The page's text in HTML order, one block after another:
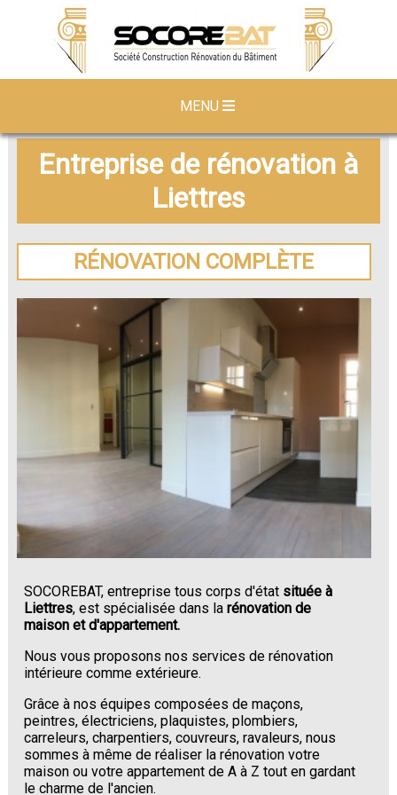
MENU
Entreprise de rénovation à
Liettres
RÉNOVATION COMPLÈTE
SOCOREBAT, entreprise tous corps d'état située à
Liettres, est spécialisée dans larénovation de
maison et d'appartement.
Nous vous proposons nos services de rénovation
intérieure comme extérieure.
Grâce à nos équipes composées de maçons,
peintres, électriciens, plaquistes, plombiers,
carreleurs, charpentiers, couvreurs, ravaleurs, nous
sommes à même de réaliser la rénovation votre
maison ou votre appartement de A à Z tout en gardant
le charme de l'ancien.